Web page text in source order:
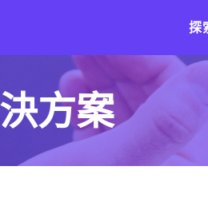
探
方案